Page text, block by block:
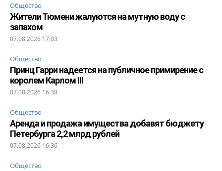
Общество
Жители Тюмени жалуются на мутную воду с
запахом
07.08.2026 17:03
Общество
Принц Гарри надеется на публичное примирение с
королем Карлом III
07.08.2026 16:38
Общество
Аренда и продажа имущества добавят бюджету
Петербурга 2,2 млрд рублей
07.08.2026 16:36
Общество